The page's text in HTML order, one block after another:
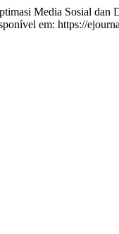
Media Sosial dan
em: https://